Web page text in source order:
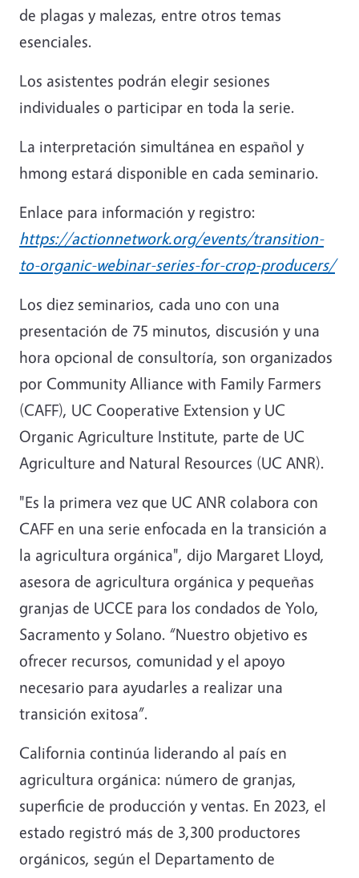
de plagas y malezas, entre otros temas
esenciales.
Los asistentes podrán elegir sesiones
individuales o participar en toda la serie.
La interpretación simultánea en español y
hmong estará disponible en cada seminario.
Enlace para información y registro:
https://actionnetwork.org/events/transition-
to-organic-webinar-series-for-crop-producers/
Los diez seminarios, cada uno con una
presentación de 75 minutos, discusión y una
hora opcional de consultoría, son organizados
por Community Alliance with Family Farmers
(CAFF), UC Cooperative Extension y UC
Organic Agriculture Institute, parte de UC
Agriculture and Natural Resources (UC ANR).
"Es la primera vez que UC ANR colabora con
CAFF en una serie enfocada en la transición a
la agricultura orgánica", dijo Margaret Lloyd,
asesora de agricultura orgánica y pequeñas
granjas de UCCE para los condados de Yolo,
Sacramento y Solano. “Nuestro objetivo es
ofrecer recursos, comunidad y el apoyo
necesario para ayudarles a realizar una
transición exitosa”.
California continúa liderando al país en
agricultura orgánica: número de granjas,
superficie de producción y ventas. En 2023, el
estado registró más de 3,300 productores
orgánicos, según el Departamento de